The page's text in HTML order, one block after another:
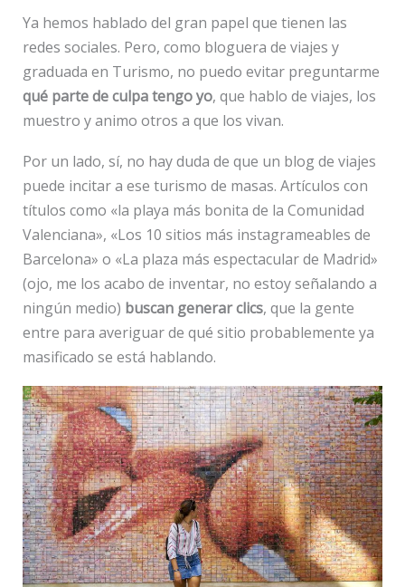
Ya hemos hablado del gran papel que tienen las
redes sociales. Pero, como bloguera de viajes y
graduada en Turismo, no puedo evitar preguntarme
qué parte de culpa tengo yo, que hablo de viajes, los
muestro y animo otros a que los vivan.
Por un lado, sí, no hay duda de que un blog de viajes
puede incitar a ese turismo de masas. Artículos con
títulos como «la playa más bonita de la Comunidad
Valenciana», «Los 10 sitios más instagrameables de
Barcelona» o «La plaza más espectacular de Madrid»
(ojo, me los acabo de inventar, no estoy señalando a
ningún medio) buscan generar clics, que la gente
entre para averiguar de qué sitio probablemente ya
masificado se está hablando.